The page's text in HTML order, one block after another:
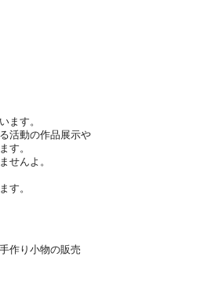
ます。
活動の作品展示や
す。
せんよ。
す。
作り小物の販売